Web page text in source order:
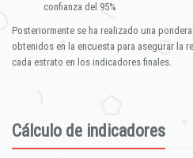
confianza del 95%
Posteriormente se ha realizado una
obtenidos en la encuesta para asegurar la
cada estrato en los indicadores finales.
Cálculo de indicadores